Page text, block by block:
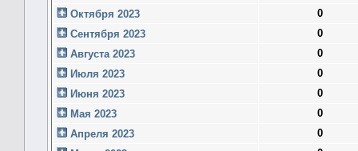
Октября 2023
0
Сентября 2023
0
Августа 2023
0
Июля 2023
0
Июня 2023
0
Мая 2023
0
Апреля 2023
0